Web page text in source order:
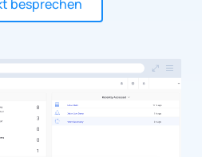
besprechen